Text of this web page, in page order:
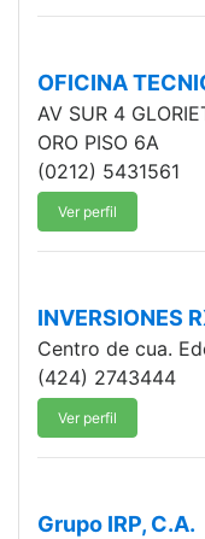
OFICINA
AV SUR 4
ORO PISO 6A
(0212) 5431561
Ver perfil
INVERSIONES
Centro de cua.
(424) 2743444
Ver perfil
Grupo IRP, C.A.